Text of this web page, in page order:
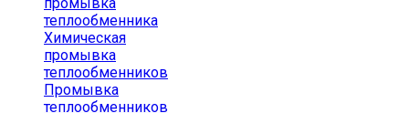
промывка
теплообменника
Химическая
промывка
теплообменников
Промывка
теплообменников